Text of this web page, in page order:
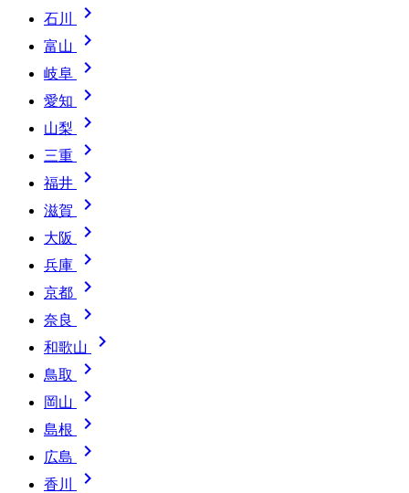
石川 
富山 
岐阜 
愛知 
山梨 
三重 
福井 
滋賀 
大阪 
兵庫 
京都 
奈良 
和歌山 
鳥取 
岡山 
島根 
広島 
香川 